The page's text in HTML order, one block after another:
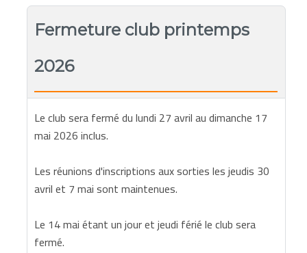
Fermeture club printemps
2026
Le club sera fermé du lundi 27 avril au dimanche 17
mai 2026 inclus.
Les réunions d'inscriptions aux sorties les jeudis 30
avril et 7 mai sont maintenues.
Le 14 mai étant un jour et jeudi férié le club sera
fermé.